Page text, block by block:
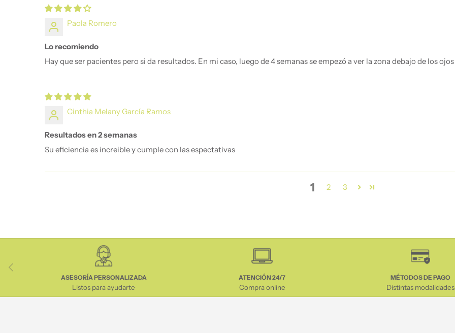
Paola Romero
Lo recomiendo
Hay que ser pacientes pero si da resultados. En mi caso, luego de 4 semanas se empezó a ver la zona debajo de los
Cinthia Melany García Ramos
Resultados en 2 semanas
Su eficiencia es increible y cumple con las espectativas
1 2 3
Anterior
ASESORÍA PERSONALIZADA
Listos para ayudarte
ATENCIÓN 24/7
Compra online
MÉTODOS DE PAGO
Distintas modalidades